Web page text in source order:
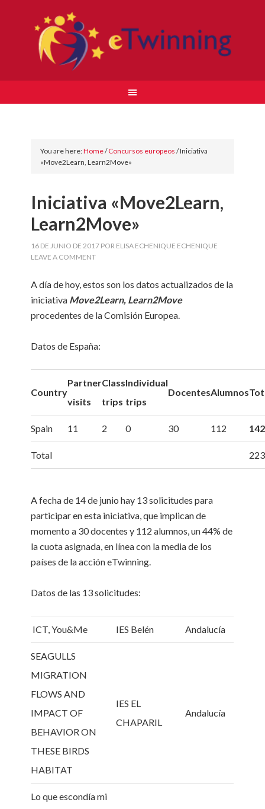
You are here:Home/Concursos europeos /Iniciativa
«Move2Learn, Learn2Move»
Iniciativa «Move2Learn,
Learn2Move»
16 DE JUNIO DE 2017 POR ELISA ECHENIQUE ECHENIQUE
LEAVE A COMMENT
A día de hoy, estos son los datos actualizados de la
iniciativa Move2Learn, Learn2Move
procedentes de la Comisión Europea.
Datos de España:
Country
Partner
visits
Class
trips
Individual
trips
DocentesAlumnos
Spain 11 2 0 30 112 142
Total
A fecha de 14 de junio hay 13 solicitudes para
participar en esta iniciativa, que implican de
momento a 30 docentes y 112 alumnos, un 44% de
la cuota asignada, en línea con la media de los
países de la acción eTwinning.
Datos de las 13 solicitudes:
ICT, You&Me IES Belén Andalucía
SEAGULLS
MIGRATION
FLOWS AND
IMPACT OF
BEHAVIOR ON
THESE BIRDS
HABITAT
IES EL
CHAPARIL
Andalucía
Lo que escondía mi